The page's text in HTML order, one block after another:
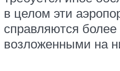
в целом эти
справляются более
возложенными на